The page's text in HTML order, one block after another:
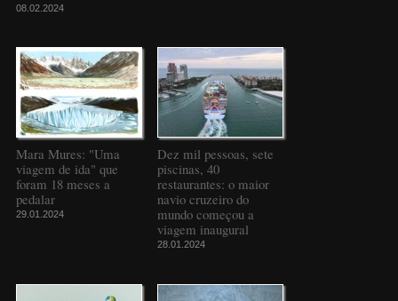
08.02.2024
Mara Mures: "Uma
viagem de ida" que
foram 18 meses a
pedalar
29.01.2024
Dez mil pessoas, sete
piscinas, 40
restaurantes: o maior
navio cruzeiro do
mundo começou a
viagem inaugural
28.01.2024